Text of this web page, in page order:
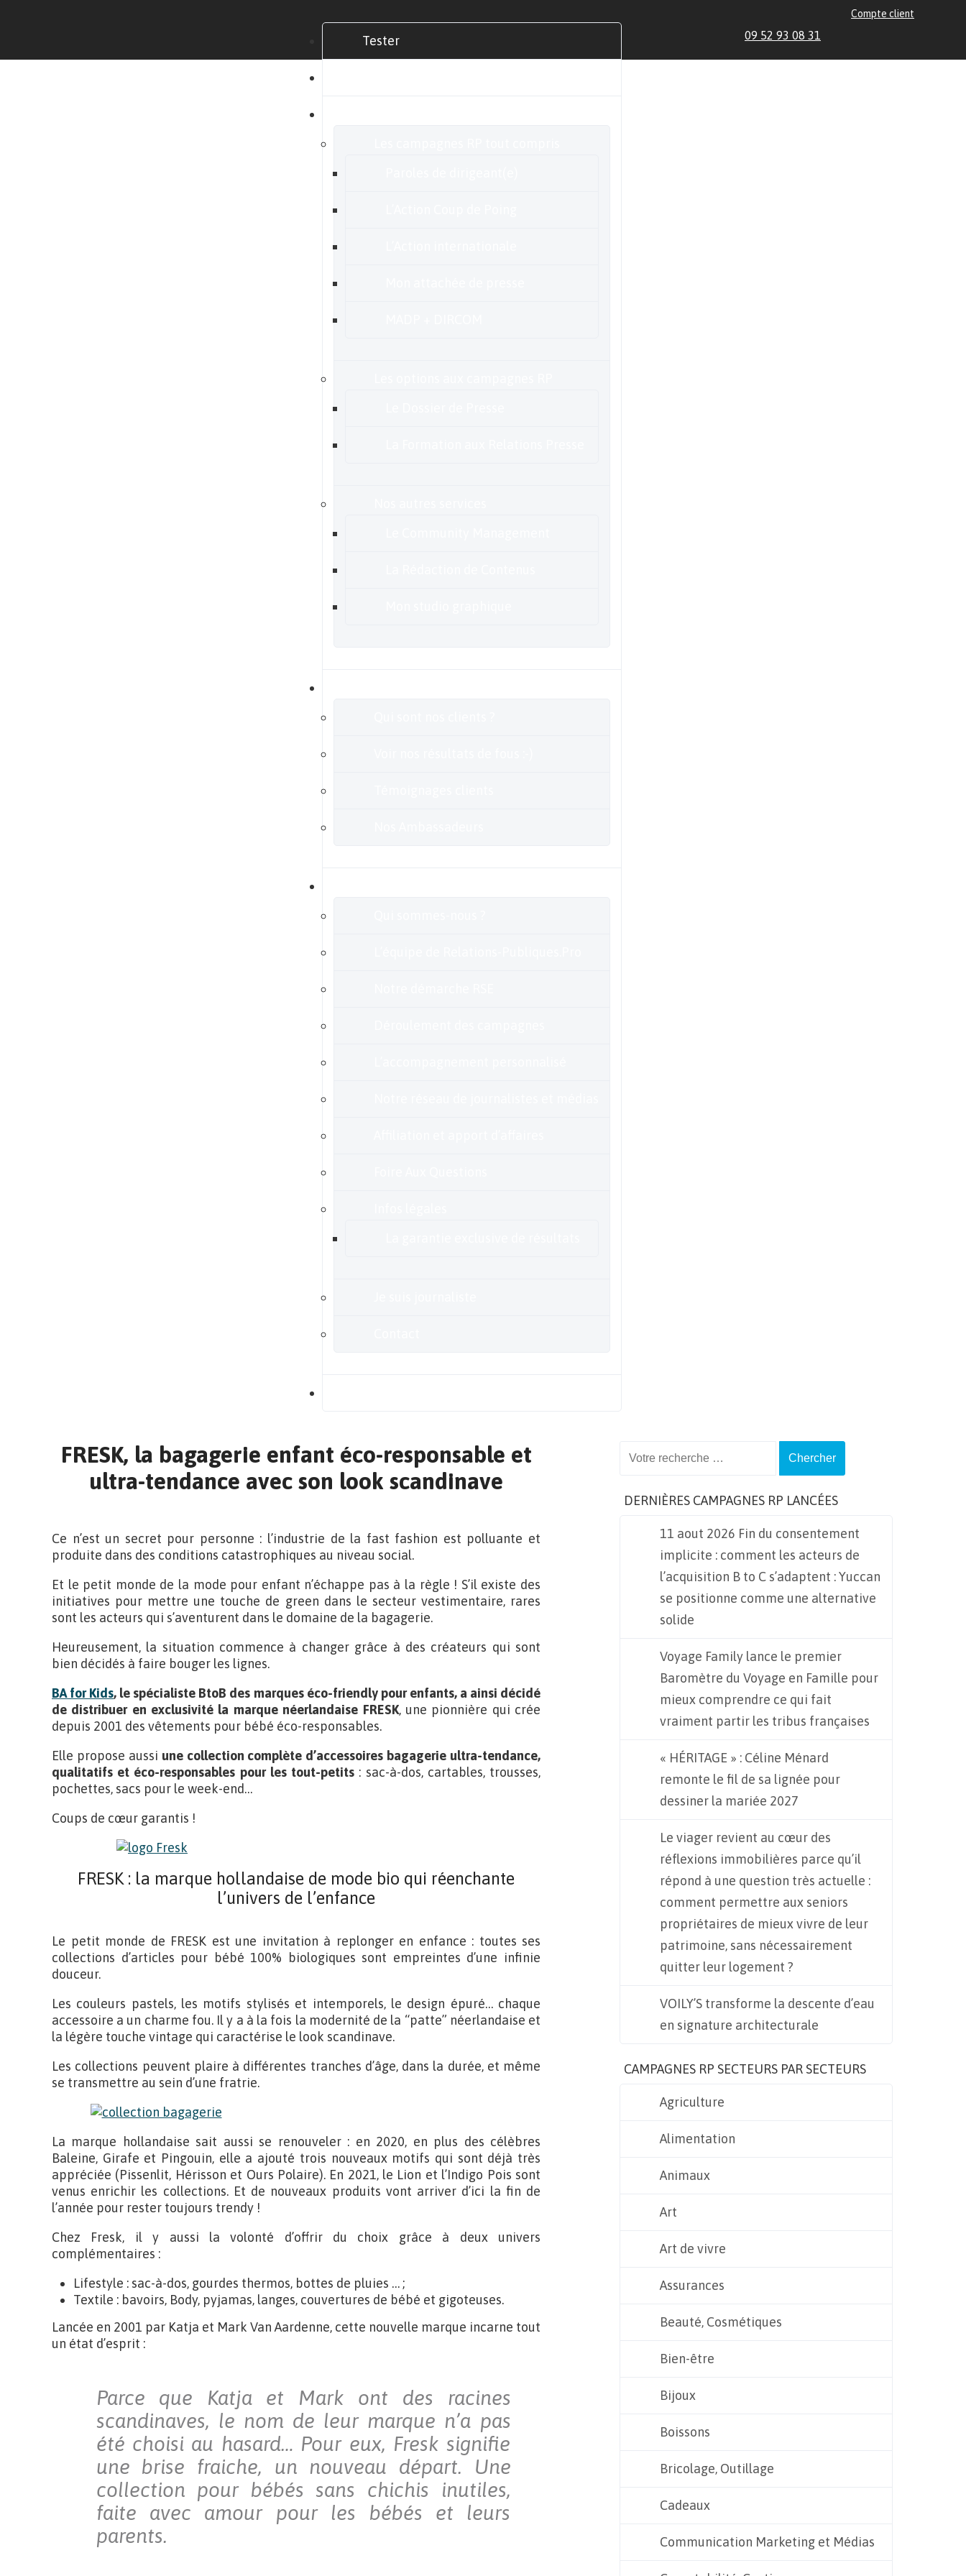
Tester
Compte client
09 52 93 08 31
FRESK, la bagagerie enfant éco-responsable et
ultra-tendance avec son look scandinave
Ce n’est un secret pour personne : l’industrie de la fast fashion est polluante et
produite dans des conditions catastrophiques au niveau social.
Et le petit monde de la mode pour enfant n’échappe pas à la règle ! S’il existe des
initiatives pour mettre une touche de green dans le secteur vestimentaire, rares
sont les acteurs qui s’aventurent dans le domaine de la bagagerie.
Heureusement, la situation commence à changer grâce à des créateurs qui sont
bien décidés à faire bouger les lignes.
BA for Kids, le spécialiste BtoB des marques éco-friendly pour enfants, a ainsi décidé
de distribuer en exclusivité la marque néerlandaise FRESK, une pionnière qui crée
depuis 2001 des vêtements pour bébé éco-responsables.
Elle propose aussi une collection complète d’accessoires bagagerie ultra-tendance,
qualitatifs et éco-responsables pour les tout-petits : sac-à-dos, cartables, trousses,
pochettes, sacs pour le week-end…
Coups de cœur garantis !
FRESK : la marque hollandaise de mode bio qui réenchante
l’univers de l’enfance
Le petit monde de FRESK est une invitation à replonger en enfance : toutes ses
collections d’articles pour bébé 100% biologiques sont empreintes d’une infinie
douceur.
Les couleurs pastels, les motifs stylisés et intemporels, le design épuré… chaque
accessoire a un charme fou. Il y a à la fois la modernité de la “patte” néerlandaise et
la légère touche vintage qui caractérise le look scandinave.
Les collections peuvent plaire à différentes tranches d’âge, dans la durée, et même
se transmettre au sein d’une fratrie.
La marque hollandaise sait aussi se renouveler : en 2020, en plus des célèbres
Baleine, Girafe et Pingouin, elle a ajouté trois nouveaux motifs qui sont déjà très
appréciée (Pissenlit, Hérisson et Ours Polaire). En 2021, le Lion et l’Indigo Pois sont
venus enrichir les collections. Et de nouveaux produits vont arriver d’ici la fin de
l’année pour rester toujours trendy !
Chez Fresk, il y aussi la volonté d’offrir du choix grâce à deux univers
complémentaires :
Lifestyle : sac-à-dos, gourdes thermos, bottes de pluies … ;
Textile : bavoirs, Body, pyjamas, langes, couvertures de bébé et gigoteuses.
Lancée en 2001 par Katja et Mark Van Aardenne, cette nouvelle marque incarne tout
un état d’esprit :
Parce que Katja et Mark ont des racines
scandinaves, le nom de leur marque n’a pas
été choisi au hasard… Pour eux, Fresk signifie
une brise fraiche, un nouveau départ. Une
collection pour bébés sans chichis inutiles,
faite avec amour pour les bébés et leurs
parents.
DERNIÈRES CAMPAGNES RP LANCÉES
11 aout 2026 Fin du consentement
implicite : comment les acteurs de
l’acquisition B to C s’adaptent : Yuccan
se positionne comme une alternative
solide
Voyage Family lance le premier
Baromètre du Voyage en Famille pour
mieux comprendre ce qui fait
vraiment partir les tribus françaises
« HÉRITAGE » : Céline Ménard
remonte le fil de sa lignée pour
dessiner la mariée 2027
Le viager revient au cœur des
réflexions immobilières parce qu’il
répond à une question très actuelle :
comment permettre aux seniors
propriétaires de mieux vivre de leur
patrimoine, sans nécessairement
quitter leur logement ?
VOILY’S transforme la descente d’eau
en signature architecturale
CAMPAGNES RP SECTEURS PAR SECTEURS
Agriculture
Alimentation
Animaux
Art
Art de vivre
Assurances
Beauté, Cosmétiques
Bien-être
Bijoux
Boissons
Bricolage, Outillage
Cadeaux
Communication Marketing et Médias